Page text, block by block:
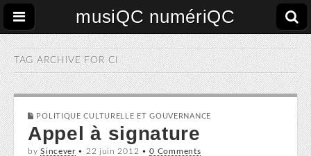
musiQC numériQC
TAG ARCHIVE FORCI
POLITIQUE CULTURELLE ET GOUVERNANCE
Appel à signature
bySincever• 22 juin 2012 •0 Comments